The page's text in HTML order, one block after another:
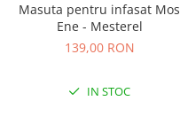
Masuta pentru infasat Mos
Ene - Mesterel
139,00 RON
IN STOC